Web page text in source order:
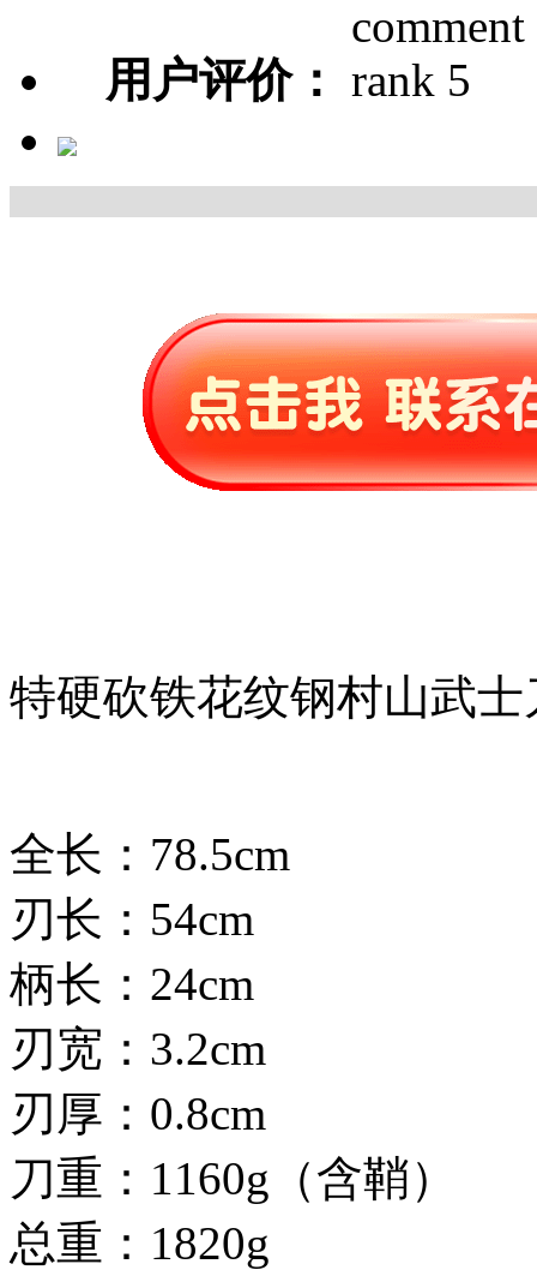
用户评价：
特硬砍铁花纹钢村山武
全长：78.5cm
刃长：54cm
柄长：24cm
刃宽：3.2cm
刃厚：0.8cm
刀重：1160g（含鞘）
总重：1820g